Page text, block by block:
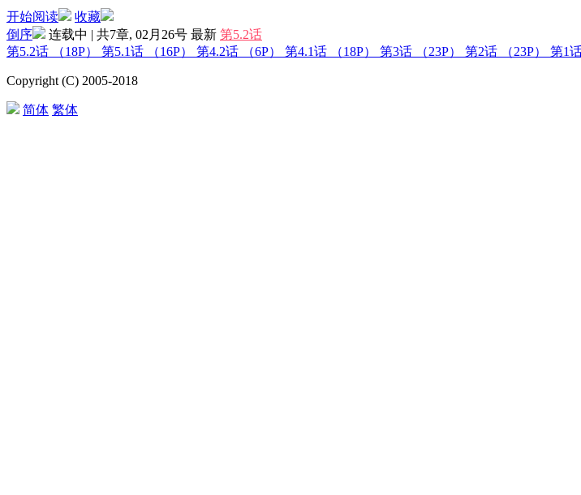
开始阅读
收藏
倒序
连载中 | 共7章, 02月26号 最新 第5.2话
第5.2话
（18P） 第5.1话 （16P） 第4.2话 （6P） 第4.1话 （18P） 第3话 （23P） 第2话 （23P） 第1
Copyright (C) 2005-2018
简体 繁体